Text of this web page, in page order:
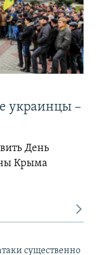
украинцы –
День
Крыма
существенно